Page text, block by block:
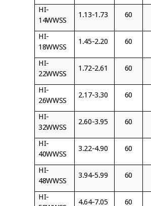
HI-
14WWSS
1.13-1.73 60
HI-
18WWSS
1.45-2.20 60
HI-
22WWSS
1.72-2.61 60
HI-
26WWSS
2.17-3.30 60
HI-
32WWSS
2.60-3.95 60
HI-
40WWSS
3.22-4.90 60
HI-
48WWSS
3.94-5.99 60
HI-
4.64-7.05 60